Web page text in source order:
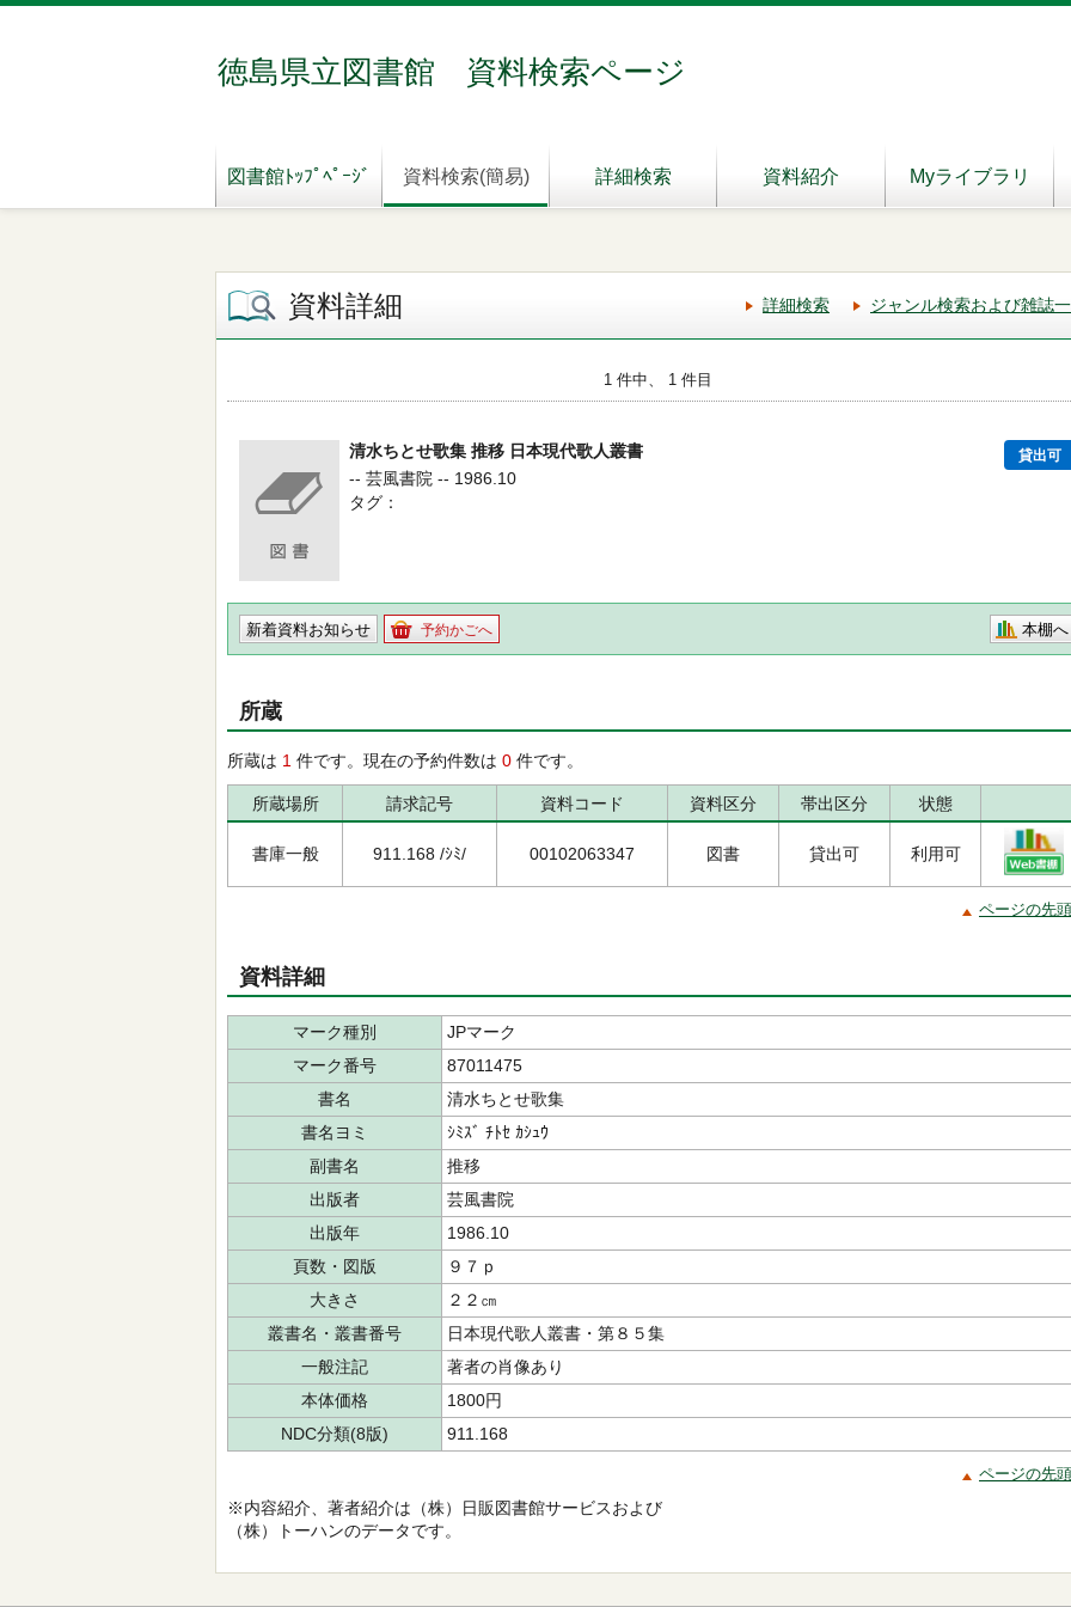
徳島県立図書館 資料検索ページ
図書館ﾄｯﾌﾟﾍﾟｰｼﾞ 資料検索(簡易) 詳細検索 資料紹介 Myライブラリ
資料詳細 詳細検索 ジャンル検索および雑誌
1 件中、 1 件目
清水ちとせ歌集 推移 日本現代歌人叢書 貸出可
-- 芸風書院 -- 1986.10
タグ
新着資料お知らせ 予約かごへ 本棚へ
所蔵
所蔵は 1 件です。現在の予約件数は 0 件です。
所蔵場所 請求記号 資料コード 資料区分 帯出区分 状態
書庫一般 911.168 /ｼﾐ/ 00102063347 図書 貸出可 利用可
ページの先
資料詳細
マーク種別
JPマーク
マーク番号
87011475
書名
清水ちとせ歌集
書名ヨミ
ｼﾐｽﾞ ﾁﾄｾ ｶｼｭｳ
副書名
推移
出版者
芸風書院
出版年
1986.10
頁数・図版
９７ｐ
大きさ
２２㎝
叢書名・叢書番号
日本現代歌人叢書・第８５集
一般注記
著者の肖像あり
本体価格
1800円
NDC分類(8版)
911.168
ページの先
※内容紹介、著者紹介は（株）日販図書館サービスおよび
（株）トーハンのデータです。